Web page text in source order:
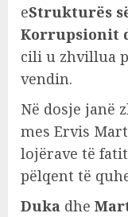
eStrukturës
Korrupsionit
cili u zhvillua
vendin.
Në dosje janë
mes Ervis
lojërave të
pëlqent të
Duka dhe